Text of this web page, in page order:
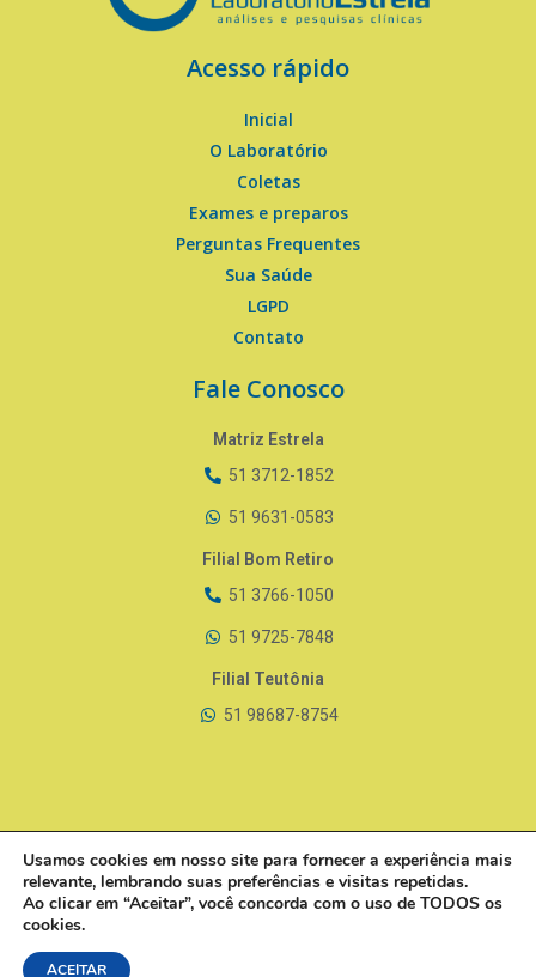
Acesso rápido
Inicial
O Laboratório
Coletas
Exames e preparos
Perguntas Frequentes
Sua Saúde
LGPD
Contato
Fale Conosco
Matriz Estrela
51 3712-1852
51 9631-0583
Filial Bom Retiro
51 3766-1050
51 9725-7848
Filial Teutônia
51 98687-8754
Laboratório Estrela - Análises e Pesquisas Clínicas
Usamos cookies em nosso site para fornecer a experiência mais
relevante, lembrando suas preferências e visitas repetidas.
Ao clicar em “Aceitar”, você concorda com o uso de TODOS os
cookies.
ACEITAR